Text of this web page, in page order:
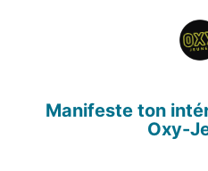
Manifeste ton
Oxy-